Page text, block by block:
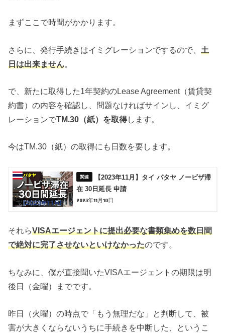
まずここで時間がかかります。
さらに、発行手続きはイミグレーションでするので、土
日は出来ません。
で、新たに取得した1年契約のLease Agreement（賃貸契
約書）の内容を確認し、問題なければサインし、イミグ
レーションでTM.30（紙）を取得します。
今はTM.30（紙）の取得にも日数を要します。
【2023年11月】タイ パタヤ ノービザ滞
在 30日延長 申請
2023年11月10日
それらVISAエージェントに提出必要な書類集めを数日間
で絶対に完了させないといけなかったのです。
ちなみに、僕が直接聞いたVISAエージェントの期限は明
後日（金曜）までです。
昨日（火曜）の時点で「もう無理だな」と判断して、被
害が大きくならないうちに手続きを中断した、というこ